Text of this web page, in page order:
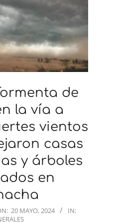
de
la vía a
vientos
casas
y árboles
en
20 MAYO, 2024
IN: